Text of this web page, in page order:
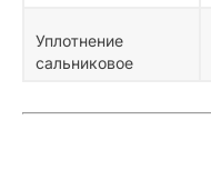
Уплотнение
сальниковое